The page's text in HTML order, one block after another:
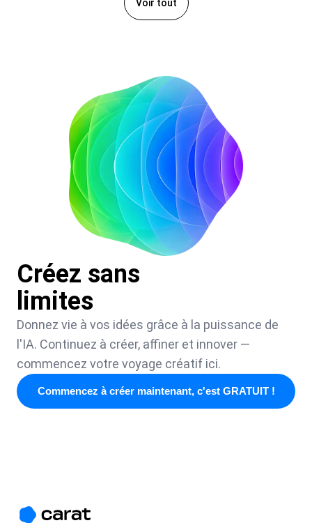
Voir tout
Créez sans
limites
Donnez vie à vos idées grâce à la puissance de
l'IA. Continuez à créer, affiner et innover —
commencez votre voyage créatif ici.
Commencez à créer maintenant, c'est GRATUIT !